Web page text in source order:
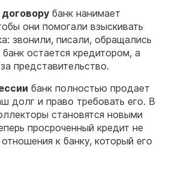
банк нанимает
они помогали взыскивать
звонили, писали, обращались
остается кредитором, а
представительство.
банк полностью продает
долг и право требовать его. В
становятся новыми
просроченный кредит не
к банку, который его